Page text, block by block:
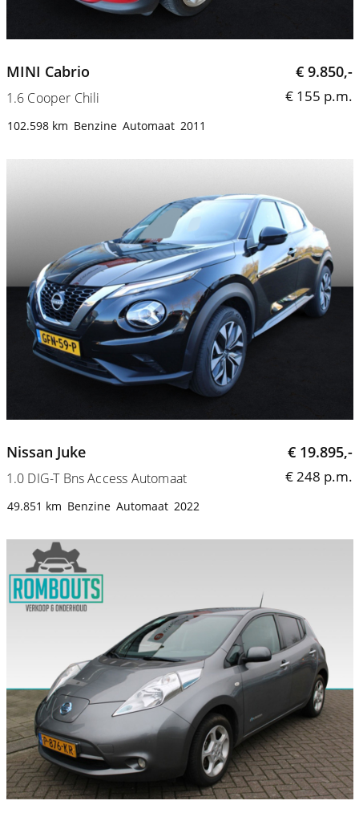
MINI Cabrio
1.6 Cooper Chili
€ 9.850,-
€ 155 p.m.
102.598 km Benzine Automaat 2011
Nissan Juke
1.0 DIG-T Bns Access Automaat
€ 19.895,-
€ 248 p.m.
49.851 km Benzine Automaat 2022